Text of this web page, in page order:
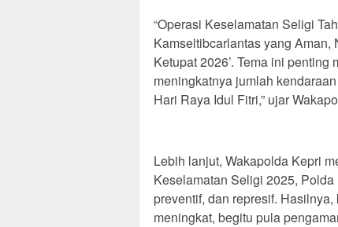
“Operasi Keselamatan Seligi
Kamseltibcarlantas yang
Ketupat 2026’. Tema ini
meningkatnya jumlah
Hari Raya Idul Fitri,” ujar
Lebih lanjut, Wakapolda Kepri
Keselamatan Seligi 2025,
preventif, dan represif.
meningkat, begitu pula